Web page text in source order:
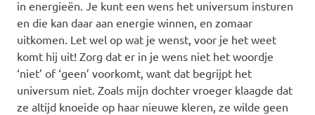
in energieën. Je kunt een wens het universum insturen
en die kan daar aan energie winnen, en zomaar
uitkomen. Let wel op wat je wenst, voor je het weet
komt hij uit! Zorg dat er in je wens niet het woordje
‘niet’ of ‘geen’ voorkomt, want dat begrijpt het
universum niet. Zoals mijn dochter vroeger klaagde dat
ze altijd knoeide op haar nieuwe kleren, ze wilde geen